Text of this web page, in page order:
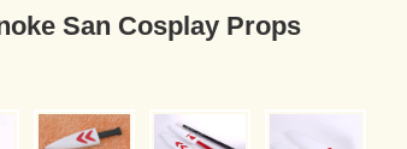
San Cosplay Props